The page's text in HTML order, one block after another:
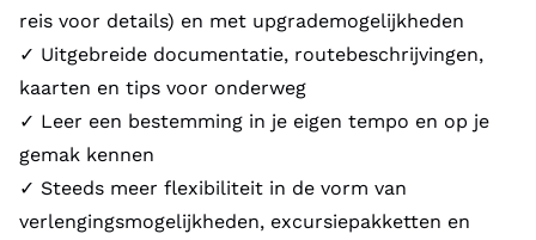
reis voor details) en met upgrademogelijkheden
✓ Uitgebreide documentatie, routebeschrijvingen,
kaarten en tips voor onderweg
✓ Leer een bestemming in je eigen tempo en op je
gemak kennen
✓ Steeds meer flexibiliteit in de vorm van
verlengingsmogelijkheden, excursiepakketten en